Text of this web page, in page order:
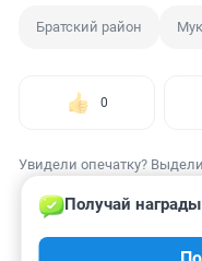
Братский район
0
Увидели опечатку?
Получай